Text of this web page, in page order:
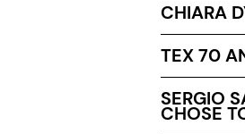
CHIARA
TEX 70
SERGIO
CHOSE